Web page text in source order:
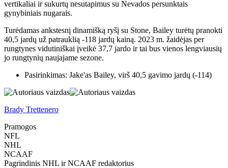
vertikaliai ir sukurtų nesutapimus su Nevados persunktais
gynybiniais nugarais.
Turėdamas ankstesnį dinamišką ryšį su Stone, Bailey turėtų pranokti
40,5 jardų už patrauklią -118 jardų kainą. 2023 m. žaidėjas per
rungtynes ​​vidutiniškai įveikė 37,7 jardo ir tai bus vienos lengviausių
jo rungtynių naujajame sezone.
Pasirinkimas: Jake'as Bailey, virš 40,5 gavimo jardų (-114)
Brady Trettenero
Pramogos
NFL
NHL
NCAAF
Pagrindinis NHL ir NCAAF redaktorius